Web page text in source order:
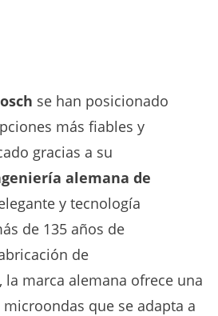
se han posicionado
más fiables y
gracias a su
alemana de
y tecnología
de 135 años de
de
marca alemana ofrece una
que se adapta a